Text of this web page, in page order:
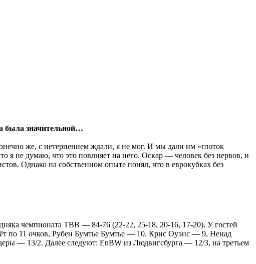
была значительной…
же, с нетерпением ждали, я не мог. И мы дали им «глоток
я не думаю, что это повлияет на него. Оскар — человек без нервов, и
Однако на собственном опыте понял, что в еврокубках без
чемпионата ТВВ — 84-76 (22-22, 25-18, 20-16, 17-20). У гостей
по 11 очков, Рубен Бумтье Бумтье — 10. Крис Оуэнс — 9, Ненад
— 13/2. Далее следуют: EnBW из Людвигсбурга — 12/3, на третьем